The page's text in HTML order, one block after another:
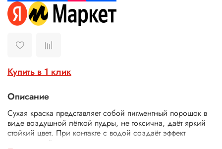
Купить в 1 клик
Описание
Сухая краска представляет собой пигментный порошок в
виде воздушной лёгкой пудры, не токсична, даёт яркий
стойкий цвет. При контакте с водой создаёт эффект
акварельной краски.